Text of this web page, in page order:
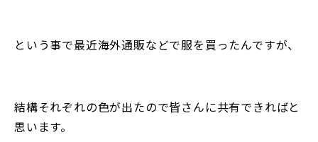
という事で最近海外通販などで服を買ったんですが、
結構それぞれの色が出たので皆さんに共有できればと
思います。